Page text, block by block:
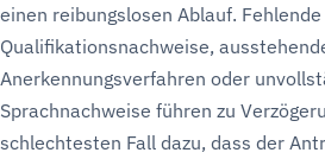
einen reibungslosen Ablauf. Fehlende
Qualifikationsnachweise,
Anerkennungsverfahren oder
Sprachnachweise führen zu
schlechtesten Fall dazu, dass der